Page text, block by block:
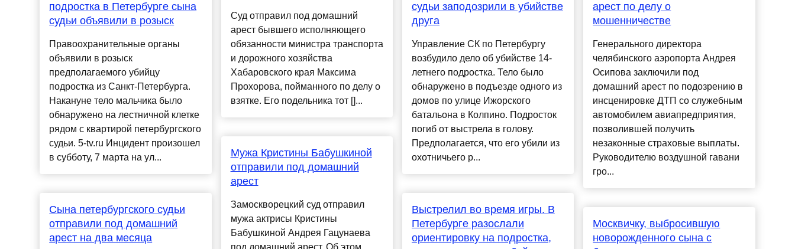
подростка в Петербурге сына
судьи объявили в розыск
Правоохранительные органы
объявили в розыск
предполагаемого убийцу
подростка из Санкт-Петербурга.
Накануне тело мальчика было
обнаружено на лестничной клетке
рядом с квартирой петербургского
судьи. 5-tv.ru Инцидент произошел
в субботу, 7 марта на ул...
Сына петербургского судьи
отправили под домашний
арест на два месяца
Суд отправил под домашний
арест бывшего исполняющего
обязанности министра транспорта
и дорожного хозяйства
Хабаровского края Максима
Прохорова, пойманного по делу о
взятке. Его подельника тот []...
Мужа Кристины Бабушкиной
отправили под домашний
арест
Замоскворецкий суд отправил
мужа актрисы Кристины
Бабушкиной Андрея Гацунаева
судьи заподозрили в убийстве
друга
Управление СК по Петербургу
возбудило дело об убийстве 14-
летнего подростка. Тело было
обнаружено в подъезде одного из
домов по улице Ижорского
батальона в Колпино. Подросток
погиб от выстрела в голову.
Предполагается, что его убили из
охотничьего р...
Выстрелил во время игры. В
Петербурге разослали
ориентировку на подростка,
арест по делу о
мошенничестве
Генерального директора
челябинского аэропорта Андрея
Осипова заключили под
домашний арест по подозрению в
инсценировке ДТП со служебным
автомобилем авиапредприятия,
позволившей получить
незаконные страховые выплаты.
Руководителю воздушной гавани
гро...
Москвичку, выбросившую
новорожденного сына с